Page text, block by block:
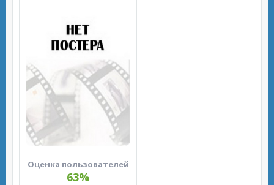
Оценка пользователей
63%